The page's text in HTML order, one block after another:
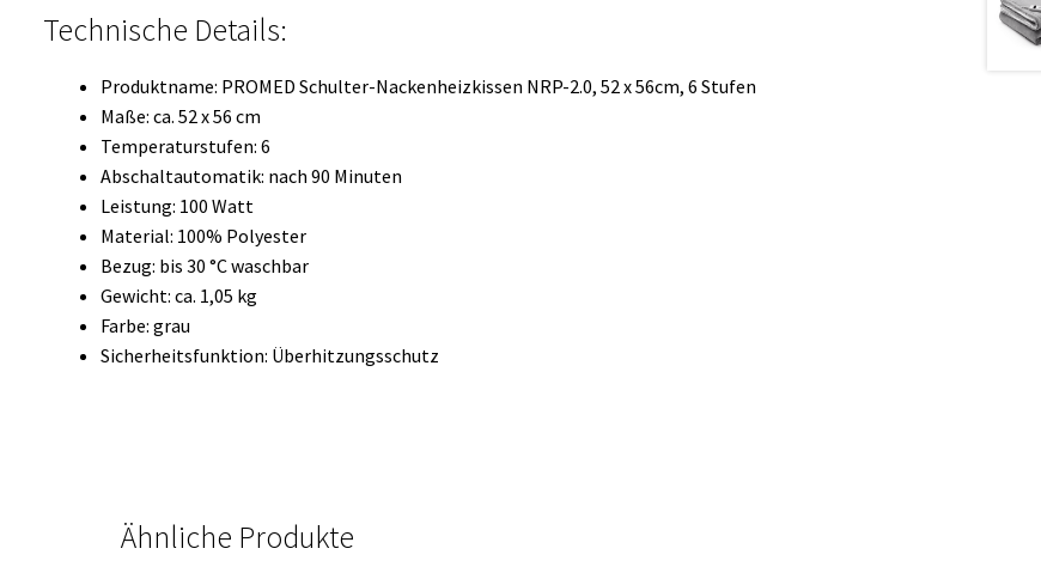
Technische Details:
Produktname: PROMED Schulter-Nackenheizkissen NRP-2.0, 52 x 56cm, 6 Stufen
Maße: ca. 52 x 56 cm
Temperaturstufen: 6
Abschaltautomatik: nach 90 Minuten
Leistung: 100 Watt
Material: 100% Polyester
Bezug: bis 30 °C waschbar
Gewicht: ca. 1,05 kg
Farbe: grau
Sicherheitsfunktion: Überhitzungsschutz
Ähnliche Produkte